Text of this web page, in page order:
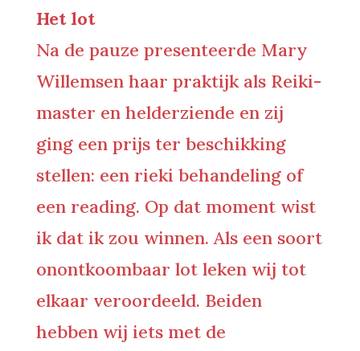
Het lot
Na de pauze presenteerde Mary
Willemsen haar praktijk als Reiki-
master en helderziende en zij
ging een prijs ter beschikking
stellen: een rieki behandeling of
een reading. Op dat moment wist
ik dat ik zou winnen. Als een soort
onontkoombaar lot leken wij tot
elkaar veroordeeld. Beiden
hebben wij iets met de